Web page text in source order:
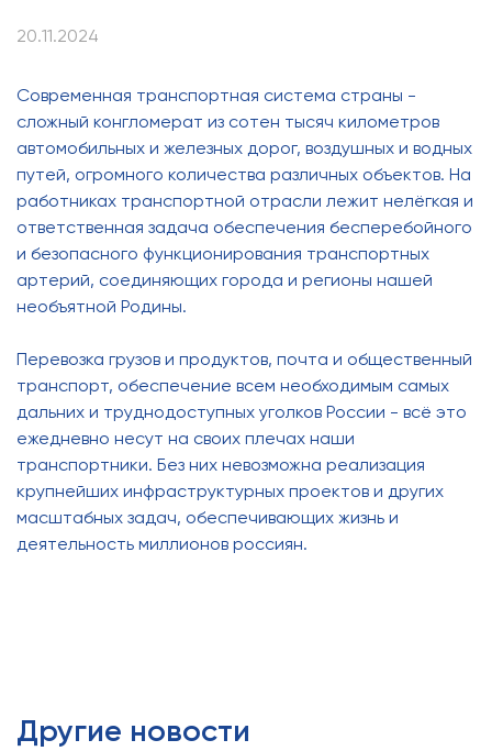
20.11.2024
Современная транспортная система страны -
сложный конгломерат из сотен тысяч километров
автомобильных и железных дорог, воздушных и водных
путей, огромного количества различных объектов. На
работниках транспортной отрасли лежит нелёгкая и
ответственная задача обеспечения бесперебойного
и безопасного функционирования транспортных
артерий, соединяющих города и регионы нашей
необъятной Родины.
Перевозка грузов и продуктов, почта и общественный
транспорт, обеспечение всем необходимым самых
дальних и труднодоступных уголков России - всё это
ежедневно несут на своих плечах наши
транспортники. Без них невозможна реализация
крупнейших инфраструктурных проектов и других
масштабных задач, обеспечивающих жизнь и
деятельность миллионов россиян.
Другие новости